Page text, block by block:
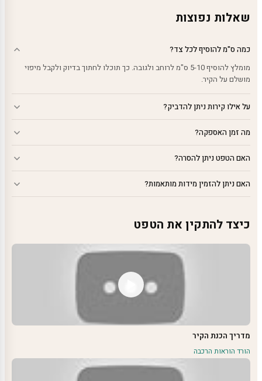
שאלות נפוצות
כמה ס"מ להוסיף לכל צד?
מומלץ להוסיף 5-10 ס"מ לרוחב ולגובה. כך תוכלו לחתוך בדיוק ולקבל מיפוי
מושלם על הקיר.
על אילו קירות ניתן להדביק?
מה זמן האספקה?
האם הטפט ניתן להסרה?
האם ניתן להזמין מידות מותאמות?
כיצד להתקין את הטפט
מדריך הכנת הקיר
הורד הוראות הרכבה